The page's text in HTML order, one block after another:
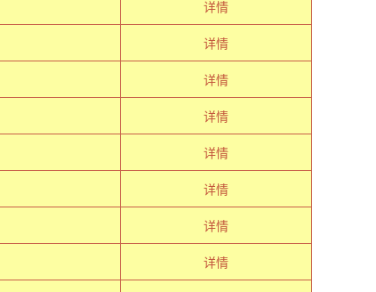
详情
详情
详情
详情
详情
详情
详情
详情